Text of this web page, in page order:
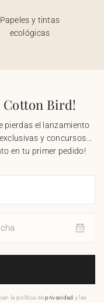
Papeles y tintas
ecológicas
Cotton Bird!
pierdas el lanzamiento
y concursos...
en tu primer pedido!
la política deprivacidad y las